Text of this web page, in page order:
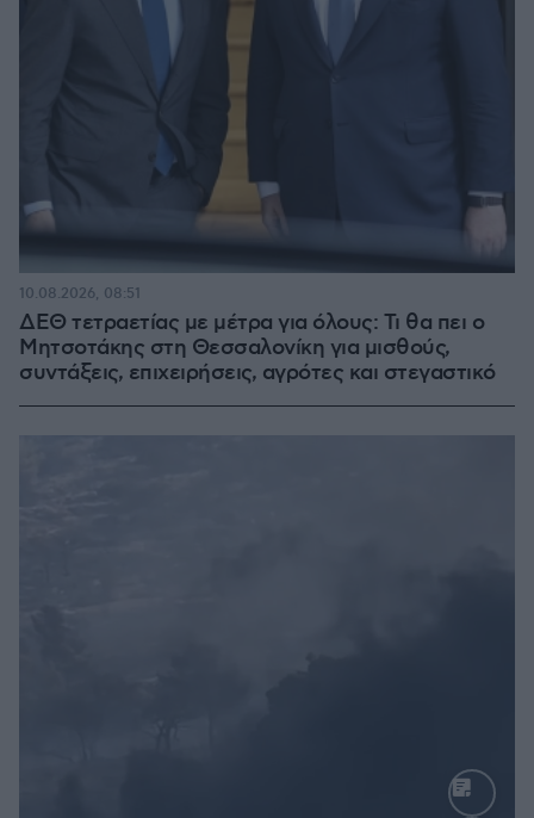
ΔΕΘ τετραετίας με μέτρα για όλους: Τι θα πει ο
Μητσοτάκης στη Θεσσαλονίκη για μισθούς,
συντάξεις, επιχειρήσεις, αγρότες και στεγαστικό
10.08.2026, 08:51